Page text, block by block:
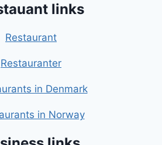
links
Restaurant
Restauranter
in Denmark
in Norway